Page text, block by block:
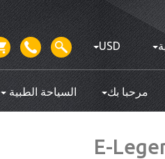
USD
مرحبا بك السياحة الطبية